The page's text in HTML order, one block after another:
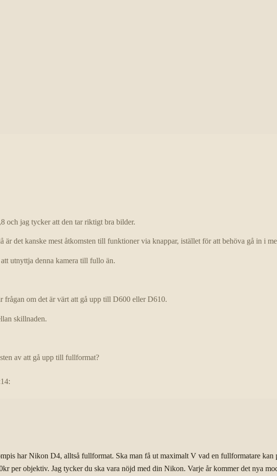
och jag tycker att den tar riktigt bra bilder.
är det kanske mest åtkomsten till funktioner via knappar, istället för att behöva gå in i
utnyttja denna kamera till fullo än.
frågan om det är värt att gå upp till D600 eller D610.
skillnaden.
av att gå upp till fullformat?
har Nikon D4, alltså fullformat. Ska man få ut maximalt V vad en fullformatare kan
per objektiv. Jag tycker du ska vara nöjd med din Nikon. Varje år kommer det nya